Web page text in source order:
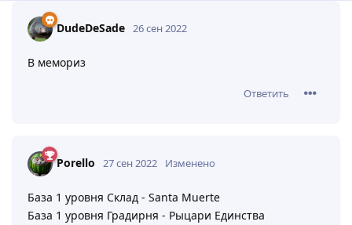
DudeDeSade 26 сен 2022
В мемориз
Ответить
Porello 27 сен 2022 Изменено
База 1 уровня Склад - Santa Muerte
База 1 уровня Градирня - Рыцари Единства